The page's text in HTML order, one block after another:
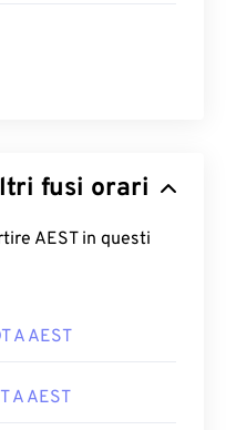
fusi orari
AEST in questi
A AEST
A AEST